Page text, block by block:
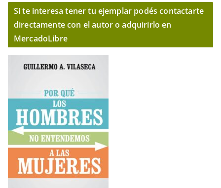
Si te interesa tener tu ejemplar podés contactarte
directamente con el autor o adquirirlo en
MercadoLibre